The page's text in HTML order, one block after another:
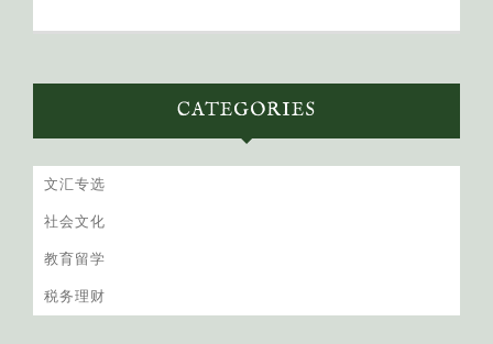
CATEGORIES
文汇专选
社会文化
教育留学
税务理财